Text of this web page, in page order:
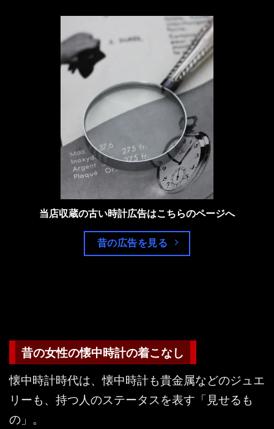
当店収蔵の古い時計広告はこちらのページへ
昔の広告を見る
昔の女性の懐中時計の着こなし
懐中時計時代は、懐中時計も貴金属などのジュエ
リーも、持つ人のステータスを表す「見せるも
の」。